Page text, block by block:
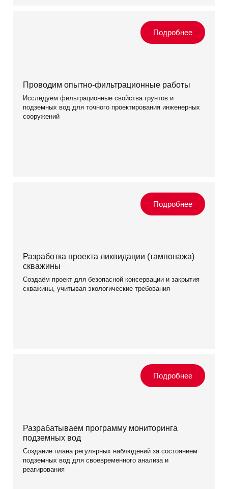
Проводим опытно-фильтрационные работы
Исследуем фильтрационные свойства грунтов и
подземных вод для точного проектирования инженерных
сооружений
Разработка проекта ликвидации (тампонажа)
скважины
Создаём проект для безопасной консервации и закрытия
скважины, учитывая экологические требования
Разрабатываем программу мониторинга
подземных вод
Создание плана регулярных наблюдений за состоянием
подземных вод для своевременного анализа и
реагирования